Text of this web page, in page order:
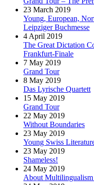
23 March 2019
Young, European,
Leipziger Buchmesse
4 April 2019
The Great Dictation
Frankfurt-Finale
7 May 2019
Grand Tour
8 May 2019
Das Lyrische Quartett
15 May 2019
Grand Tour
22 May 2019
Without Boundaries
23 May 2019
Young Swiss
23 May 2019
Shameless!
24 May 2019
About